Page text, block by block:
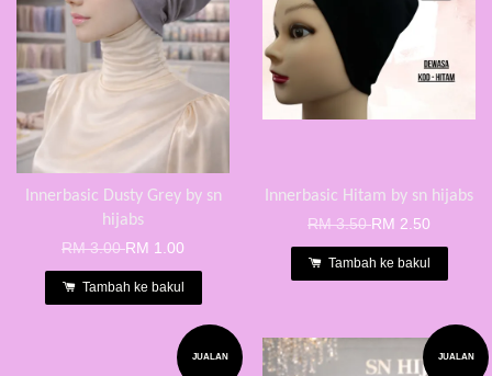
Innerbasic Dusty Grey by sn
hijabs
RM 3.00RM 1.00
Tambah ke bakul
Innerbasic Hitam by sn hijabs
RM 3.50RM 2.50
Tambah ke bakul
JUALAN JUALAN